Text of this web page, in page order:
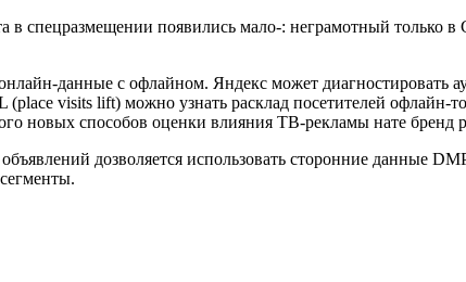
спецразмещении появились мало-: неграмотный только в
данные с офлайном. Яндекс может
visits lift) можно узнать расклад посетителей офлайн-
новых способов оценки влияния ТВ-рекламы нате бренд
дозволяется использовать сторонние данные